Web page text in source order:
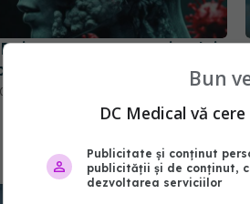
impact asupra creierului
vindecare
20:59
Bun
DC Medical vă
Publicitate și conținut
publicității și de conținut,
dezvoltarea serviciilor